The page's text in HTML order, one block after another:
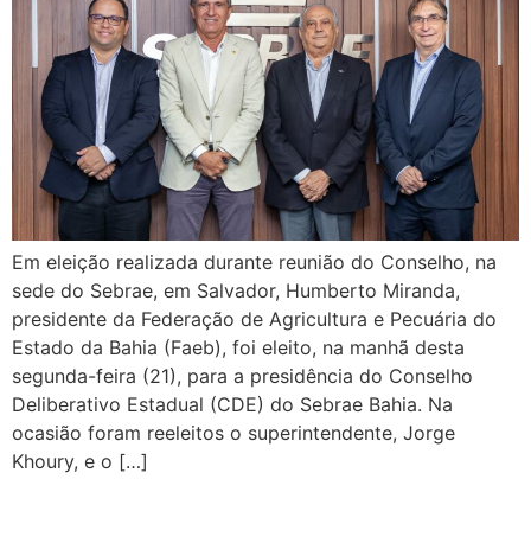
Em eleição realizada durante reunião do Conselho, na
sede do Sebrae, em Salvador, Humberto Miranda,
presidente da Federação de Agricultura e Pecuária do
Estado da Bahia (Faeb), foi eleito, na manhã desta
segunda-feira (21), para a presidência do Conselho
Deliberativo Estadual (CDE) do Sebrae Bahia. Na
ocasião foram reeleitos o superintendente, Jorge
Khoury, e o […]